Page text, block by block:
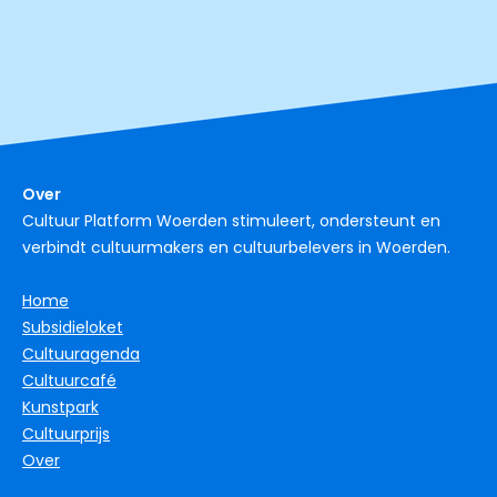
Over
Cultuur Platform Woerden stimuleert, ondersteunt en
verbindt cultuurmakers en cultuurbelevers in Woerden.
Home
Subsidieloket
Cultuuragenda
Cultuurcafé
Kunstpark
Cultuurprijs
Over